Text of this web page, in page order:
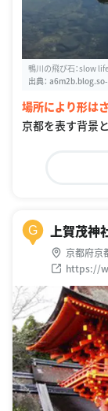
鴨川の飛び石：slow
出典：
場所により形は
京都を表す背景
G 上賀茂神
京都府京
https://